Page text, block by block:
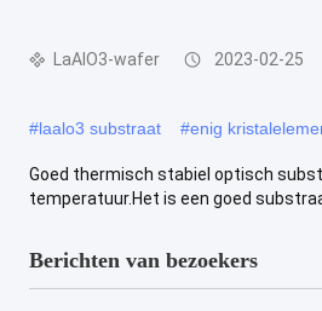
LaAlO3-wafer 2023-02-25
#laalo3 substraat #enig
Goed thermisch stabiel optisch
temperatuur.Het is een goed
Berichten van bezoekers